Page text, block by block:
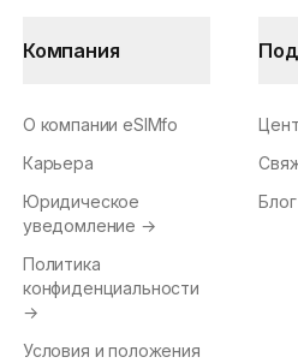
Компания
О компании eSIMfo
Карьера
Юридическое
уведомление →
Политика
конфиденциальности
→
Условия и положения
Блог